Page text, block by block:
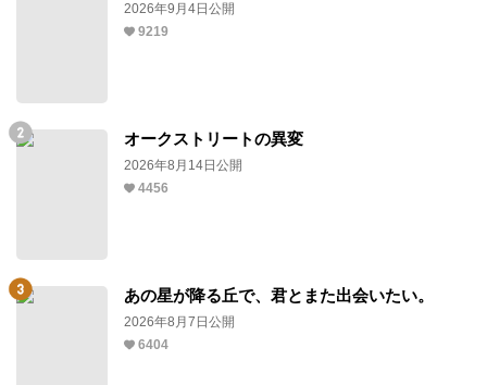
2026年9月4日公開
9219
オークストリートの異変
2026年8月14日公開
4456
あの星が降る丘で、君とまた出会いたい。
2026年8月7日公開
6404